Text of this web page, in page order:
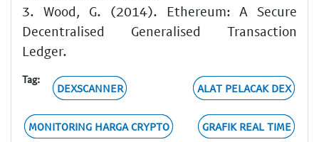
3. Wood, G. (2014). Ethereum: A Secure
Decentralised Generalised Transaction
Ledger.
Tag:
DEXSCANNER ALAT PELACAK DEX
MONITORING HARGA CRYPTO GRAFIK REAL TIME